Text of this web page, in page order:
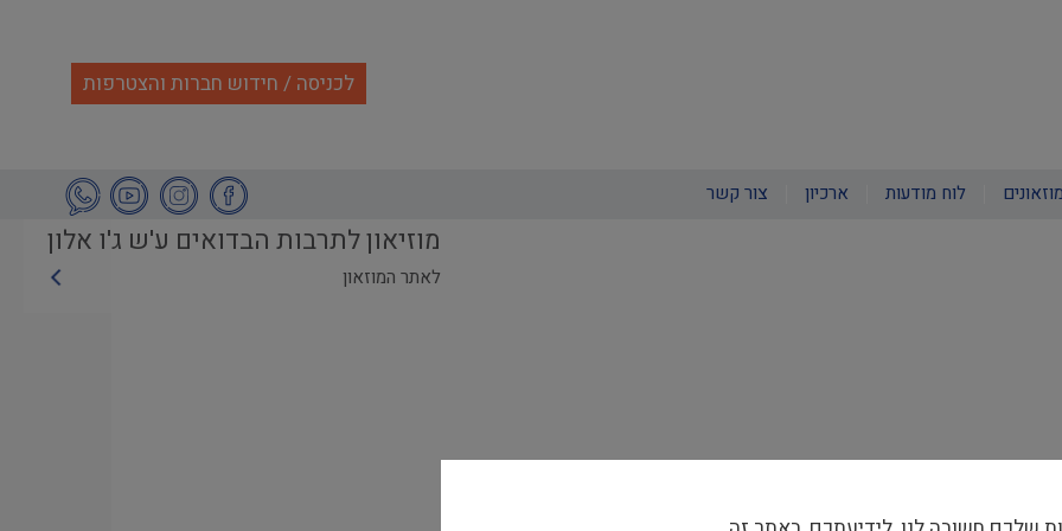
לכניסה / חידוש חברות והצטרפות
לוח מודעות ארכיון צור קשר
מוזיאון לתרבות הבדואים ע'ש ג'ו אלון
לאתר המוזאון